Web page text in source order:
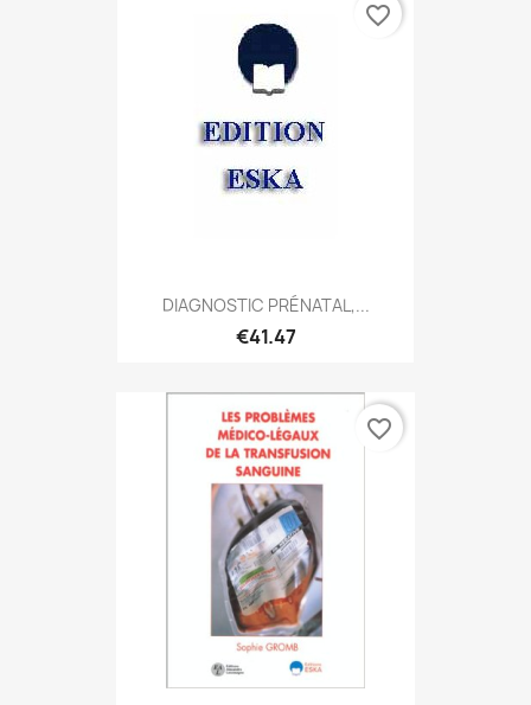
DIAGNOSTIC PRÉNATAL,...
€41.47
favorite_border
favorite_border